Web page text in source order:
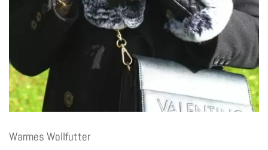
Warmes Wollfutter